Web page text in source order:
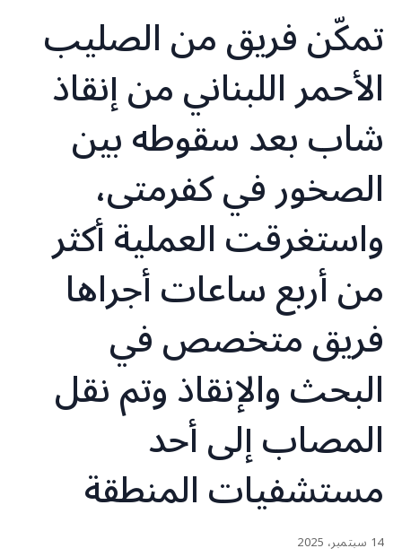
تمكّن فريق من الصليب
الأحمر اللبناني من إنقاذ
شاب بعد سقوطه بين
الصخور في كفرمتى،
واستغرقت العملية أكثر
من أربع ساعات أجراها
فريق متخصص في
البحث والإنقاذ وتم نقل
المصاب إلى أحد
مستشفيات المنطقة
14 سبتمبر، 2025